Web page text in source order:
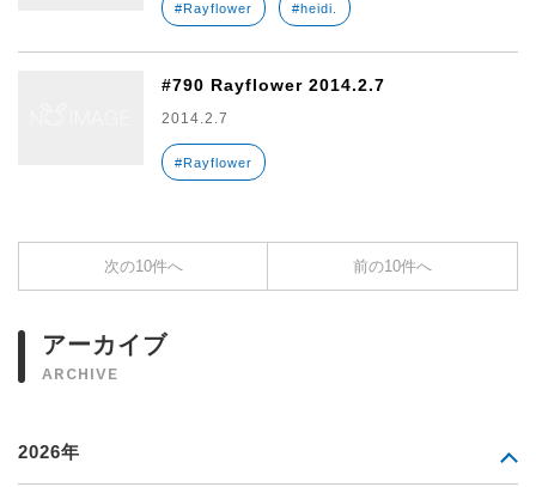
#Rayflower #heidi.
#790 Rayflower 2014.2.7
2014.2.7
#Rayflower
次の10件へ 前の10件へ
アーカイブ
ARCHIVE
2026年